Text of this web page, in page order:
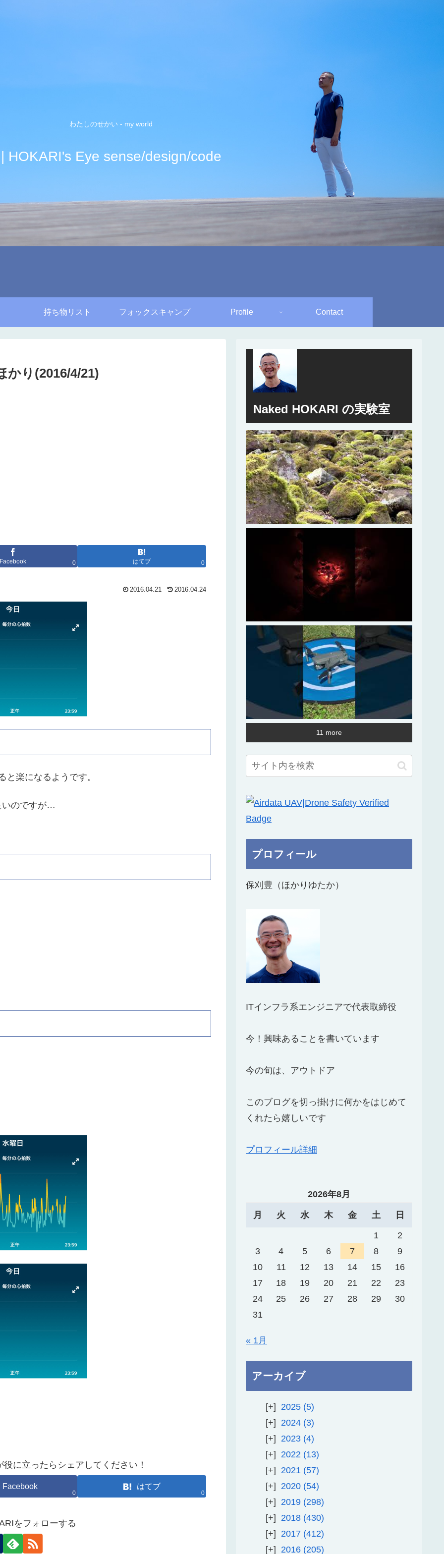
わたしのせかい - my world
| HOKARI's Eye sense/design/code
持ち物リスト フォックスキャンプ Profile Contact
かり(2016/4/21)
Facebook 0 はてブ 0
2016.04.21 2016.04.24
楽になるようです。
いのですが…
に立ったらシェアしてください！
Facebook
0
はてブ
0
をフォローする
Naked HOKARI の実験室
11 more
プロフィール
保刈豊（ほかりゆたか）
ITインフラ系エンジニアで代表取締役
今！興味あることを書いています
今の旬は、アウトドア
このブログを切っ掛けに何かをはじめて
くれたら嬉しいです
プロフィール詳細
2026年8月
月 火 水 木 金 土 日
1
2
3
4 5 6 7 8
9
10
11 12 13 14 15
16
17
18 19 20 21 22
23
24
25 26 27 28 29
30
31
« 1月
アーカイブ
2025 5
2024 3
2023 4
2022
13
2021
57
2020 54
2019 298
2018 430
2017 412
2016 205